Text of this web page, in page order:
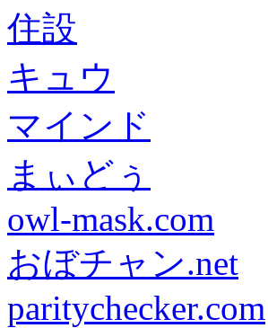
住設
キュウ
マインド
まぃどぅ
owl-mask.com
おぼチャン.net
paritychecker.com